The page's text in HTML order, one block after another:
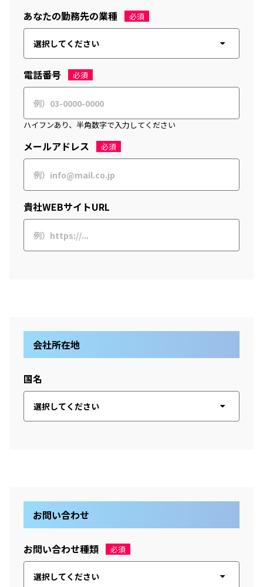
あなたの勤務先の業種 必須
電話番号 必須
ハイフンあり、半角数字で入力してください
メールアドレス 必須
貴社WEBサイトURL
会社所在地
国名
お問い合わせ
お問い合わせ種類 必須